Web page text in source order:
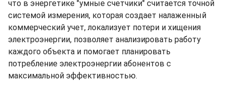
что в энергетике "умные счетчики" считается точной
системой измерения, которая создает налаженный
коммерческий учет, локализует потери и хищения
электроэнергии, позволяет анализировать работу
каждого объекта и помогает планировать
потребление электроэнергии абонентов с
максимальной эффективностью.